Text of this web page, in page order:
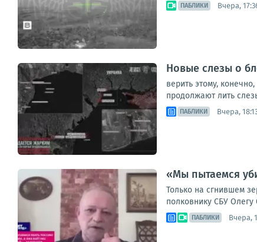
ПАБЛИКИ Вчера,
Новые слезы о
верить этому,
продолжают лить
ПАБЛИКИ Вчера,
«Мы пытаемся
Только на сгнившем
полковнику СБУ Олегу
ПАБЛИКИ Вчера,